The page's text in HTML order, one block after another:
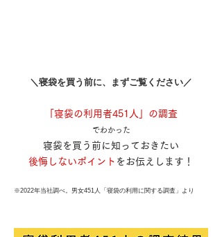
​＼寝袋を買う前に、まずご覧ください／
「寝袋の利用者451人」の調査
でわかった
寝袋を買う前に知っておきたい
後悔しないポイント をお伝えします！
※2022年当社調べ。男女451人「寝袋の利用に関する調査」より